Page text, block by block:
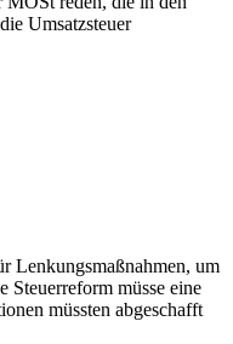
Umsatzsteuer
Lenkungsmaßnahmen, um
Steuerreform müsse eine
müssten abgeschafft